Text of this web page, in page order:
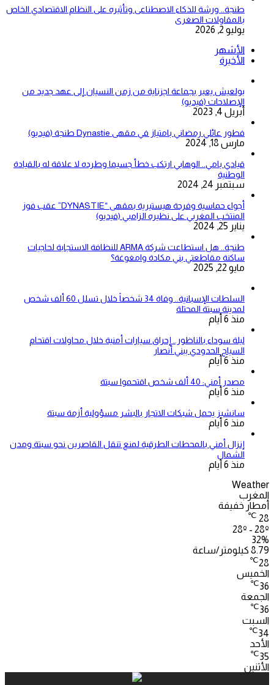
طنجة.. ورشة للذكاء الاصطناعى وتأثيره على النظام الاقتصادي الخاص
بالمقاولات الصغرى
يوليو 2, 2026
الأشهر
الأخيرة
بولعيش يعبر بجماعة اجزناية من زمن النسيان إلى عهد جديد من
الإصلاحات (فيديو)
أبريل 4, 2023
فطور عائلي رمضاني بامتياز في مقهى Dynastie طنجة (فيديو)
مارس 18, 2024
قيادي بامي.. الوهابي ارتكب خطأ جسيما وطرده لا علاقة له بالقيادة
الوطنية
سبتمبر 24, 2024
أجواء حماسية وفرحة هيستيرية بمقهى “DYNASTIE” عقب فوز
المنتخب المغربي على نظيره الزامبي (فيديو)
يناير 25, 2024
طنجة.. هل استطاعت شركة ARMA للنظافة الاستجابة لحاجيات
ساكنة مقاطعتي بني مكادة وامغوغة؟
مايو 22, 2025
السلطات الإسبانية.. وفاة 34 شخصاً خلال تسلل 60 ألف شخص
لمدينة سبتة المحتلة
منذ 6 أيام
ليلة سوداء بالناظور.. إحراق سيارات أمنية خلال محاولات اقتحام
السياج الحدودي ببني أنصار
منذ 6 أيام
مصدر أمني: 40 ألف شخص اقتحموا سبتة
منذ 6 أيام
سانشيز يحمل شبكات الاتجار بالبشر مسؤولية أزمة سبتة
منذ 6 أيام
إنزال أمني بالمحطات الطرقية لمنع تنقل القاصرين نحو سبتة ومدن
الشمال
منذ 6 أيام
Weather
المغرب
أمطار خفيفة
28
℃
28º - 28º
32%
8.79 كيلومتر/ساعة
28
℃
الخميس
36
℃
الجمعة
36
℃
السبت
34
℃
الأحد
35
℃
الأثنين